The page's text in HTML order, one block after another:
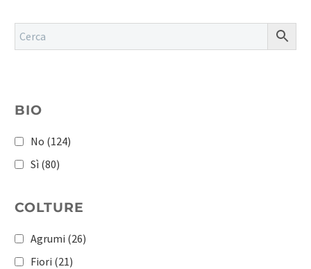
BIO
No (124)
Sì (80)
COLTURE
Agrumi (26)
Fiori (21)